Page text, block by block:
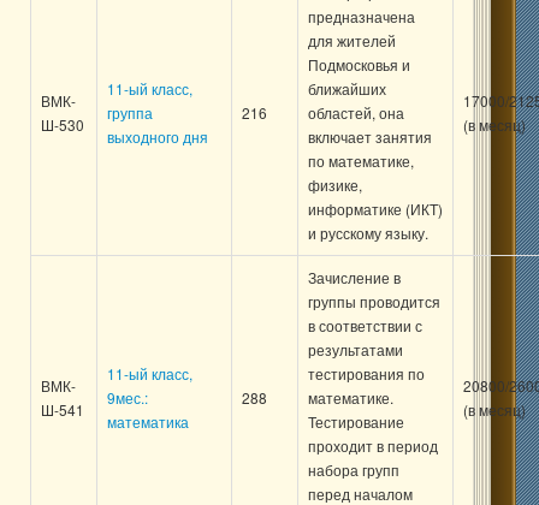
ВМК-
Ш-530
11-ый класс,
группа
выходного дня
216
предназначена
для жителей
Подмосковья и
ближайших
областей, она
включает занятия
по математике,
физике,
информатике (ИКТ)
и русскому языку.
17000/
(в месяц)
ВМК-
Ш-541
11-ый класс,
9мес.:
математика
288
Зачисление в
группы проводится
в соответствии с
результатами
тестирования по
математике.
Тестирование
проходит в период
набора групп
перед началом
20800/
(в месяц)